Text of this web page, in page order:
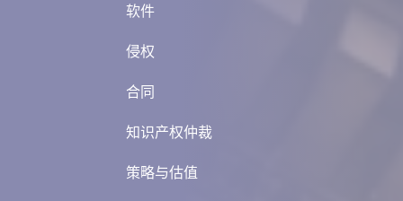
软件
侵权
合同
知识产权仲裁
策略与估值